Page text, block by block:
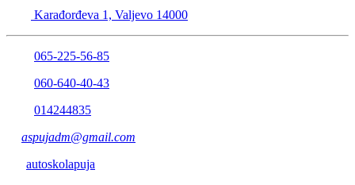
Karađorđeva 1, Valjevo 14000
065-225-56-85
060-640-40-43
014244835
aspujadm@gmail.com
autoskolapuja